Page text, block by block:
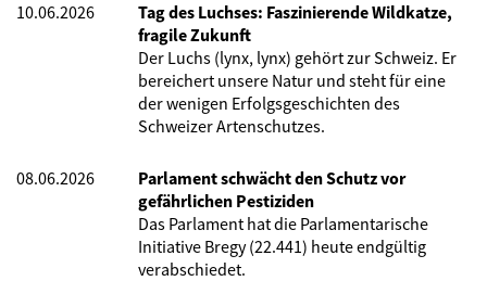
10.06.2026
Tag des Luchses: Faszinierende Wildkatze,
fragile Zukunft
Der Luchs (lynx, lynx) gehört zur Schweiz. Er
bereichert unsere Natur und steht für eine
der wenigen Erfolgsgeschichten des
Schweizer Artenschutzes.
08.06.2026
Parlament schwächt den Schutz vor
gefährlichen Pestiziden
Das Parlament hat die Parlamentarische
Initiative Bregy (22.441) heute endgültig
verabschiedet.